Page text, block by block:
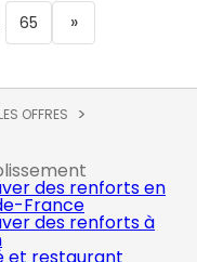
65 »
OFFRES
des renforts en
France
des renforts à